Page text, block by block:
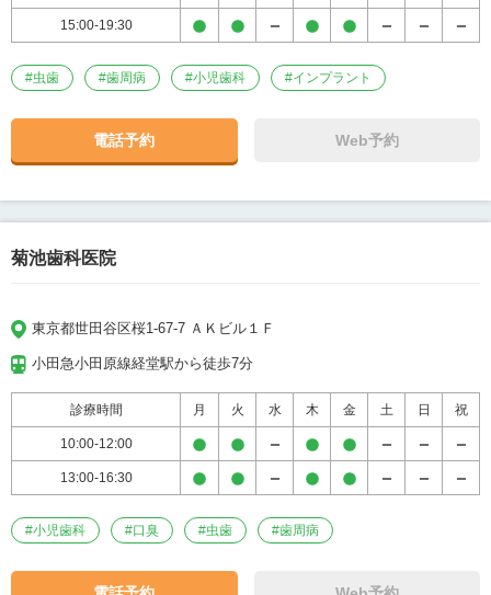
15:00-19:30
#虫歯 #歯周病 #小児歯科 #インプラント
電話予約 Web予約
菊池歯科医院
東京都世田谷区桜1-67-7 ＡＫビル１Ｆ
小田急小田原線経堂駅から徒歩7分
診療時間 月 火 水 木 金 土 日 祝
10:00-12:00
13:00-16:30
#小児歯科 #口臭 #虫歯 #歯周病